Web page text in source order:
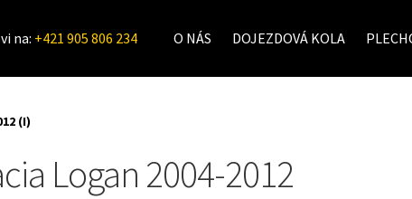
na: +421 905 806 234 O NÁS DOJEZDOVÁ KOLA
(I)
Logan 2004-2012